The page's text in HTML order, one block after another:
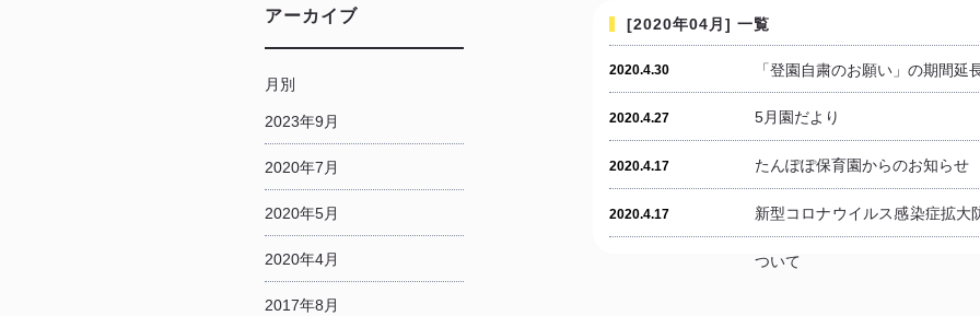
[2020年04月] 一覧
2020.4.30 「登園自粛のお願い」の期間延
2020.4.27 5月園だより
2020.4.17 たんぽぽ保育園からのお知らせ
2020.4.17 新型コロナウイルス感染症拡
ついて
アーカイブ
月別
2023年9月
2020年7月
2020年5月
2020年4月
2017年8月